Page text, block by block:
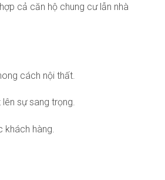
cả căn hộ chung cư lẫn nhà
cách nội thất.
sự sang trọng.
khách hàng.